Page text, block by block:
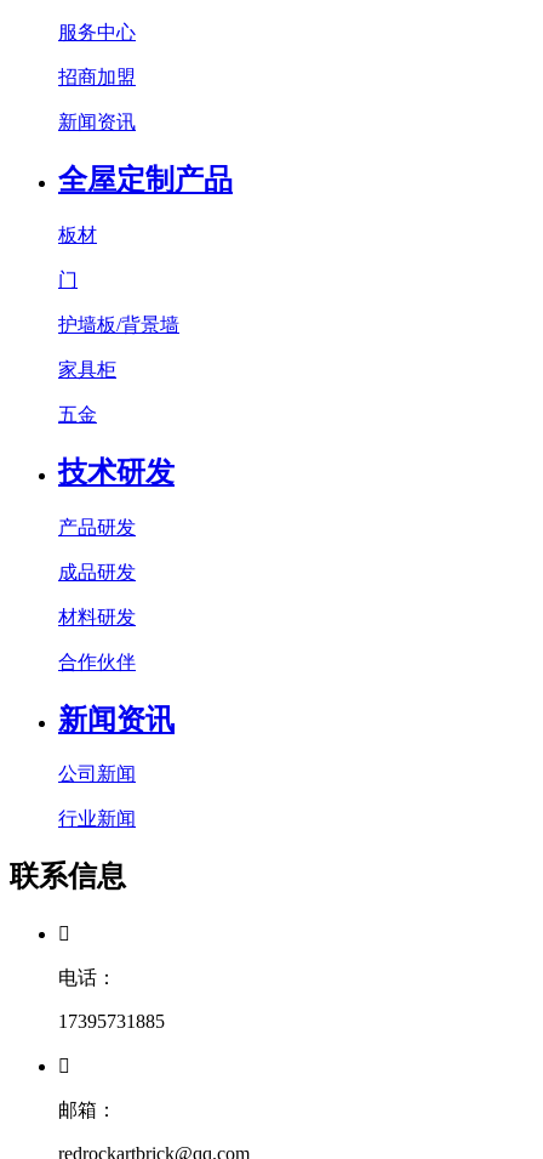
服务中心
招商加盟
新闻资讯
全屋定制产品
板材
门
护墙板/背景墙
家具柜
五金
技术研发
产品研发
成品研发
材料研发
合作伙伴
新闻资讯
公司新闻
行业新闻
联系信息

电话：
17395731885

邮箱：
redrockartbrick@qq.com